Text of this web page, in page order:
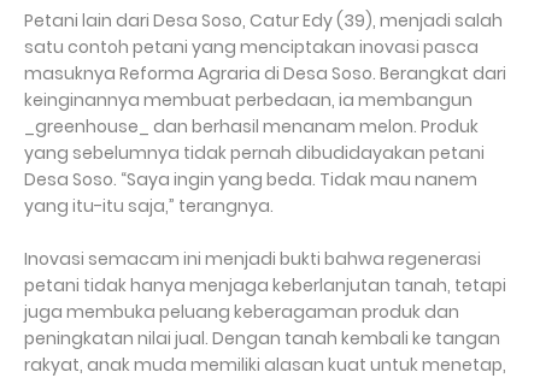
Petani lain dari Desa Soso, Catur Edy (39), menjadi salah
satu contoh petani yang menciptakan inovasi pasca
masuknya Reforma Agraria di Desa Soso. Berangkat dari
keinginannya membuat perbedaan, ia membangun
_greenhouse_ dan berhasil menanam melon. Produk
yang sebelumnya tidak pernah dibudidayakan petani
Desa Soso. “Saya ingin yang beda. Tidak mau nanem
yang itu-itu saja,” terangnya.
Inovasi semacam ini menjadi bukti bahwa regenerasi
petani tidak hanya menjaga keberlanjutan tanah, tetapi
juga membuka peluang keberagaman produk dan
peningkatan nilai jual. Dengan tanah kembali ke tangan
rakyat, anak muda memiliki alasan kuat untuk menetap,